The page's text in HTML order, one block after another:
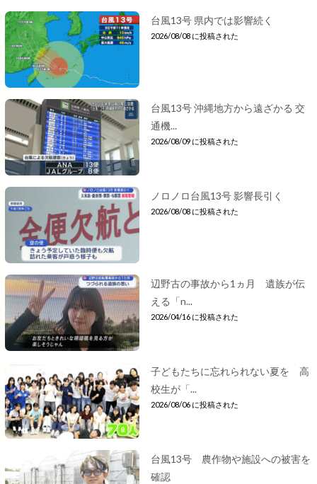
台風13号 県内では影響続く
2026/08/08 に投稿された
台風13号 沖縄地方から遠ざかる 交
通機...
2026/08/09 に投稿された
ノロノロ台風13号 影響長引く
2026/08/08 に投稿された
辺野古の事故から1ヵ月 遺族が伝
える「n...
2026/04/16 に投稿された
子どもたちに忘れられない夏を 高
校生が「...
2026/08/06 に投稿された
台風13号 農作物や施設への被害を
確認